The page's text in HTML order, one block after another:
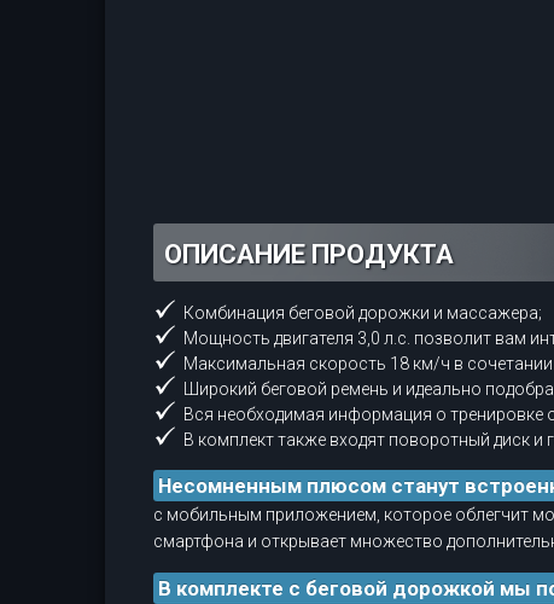
ОПИСАНИЕ ПРОДУКТА
Комбинация беговой дорожки и массажера;
Мощность двигателя 3,0 л.с. позволит вам
Максимальная скорость 18 км/ч в
Широкий беговой ремень и идеально
Вся необходимая информация о тренировке
В комплект также входят поворотный диск и
Несомненным плюсом станут
с мобильным приложением, которое облегчит
смартфона и открывает множество
В комплекте с беговой дорожкой мы